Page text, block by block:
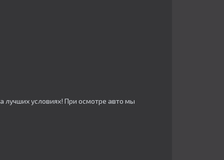
условиях! При осмотре авто мы